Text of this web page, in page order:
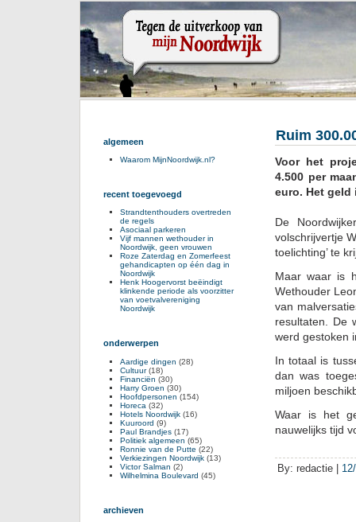
Ruim
Voor het
4.500 per
euro. Het
De
volschrijvertje
toelichting’ te
Maar waar is
Wethouder
van
resultaten. De
werd gestoken
In totaal is
dan was
miljoen
Waar is het
nauwelijks tijd
By: redactie |
algemeen
Waarom MijnNoordwijk.nl?
recent toegevoegd
Strandtenthouders overtreden
de regels
Asociaal parkeren
Vijf mannen wethouder in
Noordwijk, geen vrouwen
Roze Zaterdag en Zomerfeest
gehandicapten op één dag in
Noordwijk
Henk Hoogervorst beëindigt
klinkende periode als voorzitter
van voetvalvereniging
Noordwijk
onderwerpen
Aardige dingen (28)
Cultuur(18)
Financiën (30)
Harry Groen (30)
Hoofdpersonen (154)
Horeca (32)
Hotels Noordwijk (16)
Kuuroord (9)
Paul Brandjes (17)
Politiek algemeen (65)
Ronnie van de Putte (22)
Verkiezingen Noordwijk (13)
Victor Salman (2)
Wilhelmina Boulevard (45)
archieven